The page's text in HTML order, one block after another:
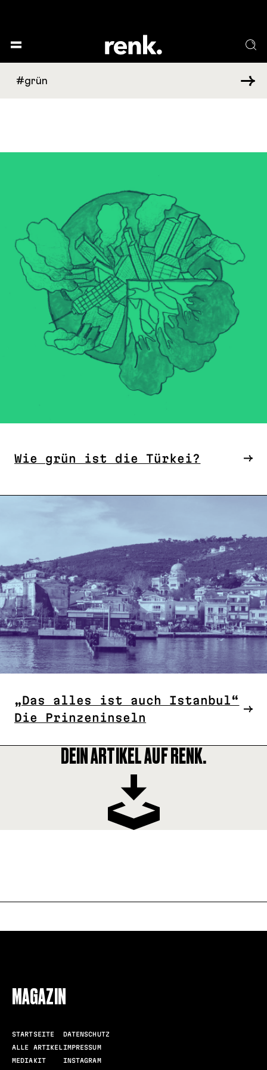
Wie grün ist die Türkei?
„Das alles ist auch Istanbul“
Die Prinzeninseln
DEIN ARTIKEL AUF RENK.
MAGAZIN
STARTSEITE
ALLE ARTIKEL
MEDIAKIT
DATENSCHUTZ
IMPRESSUM
INSTAGRAM